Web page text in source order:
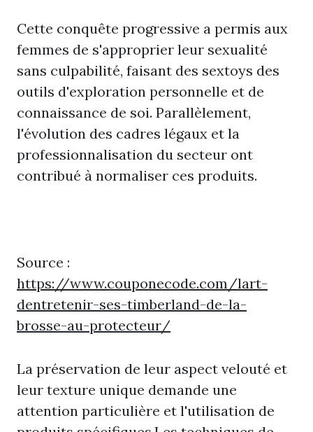
Cette conquête progressive a permis aux
femmes de s'approprier leur sexualité
sans culpabilité, faisant des sextoys des
outils d'exploration personnelle et de
connaissance de soi. Parallèlement,
l'évolution des cadres légaux et la
professionnalisation du secteur ont
contribué à normaliser ces produits.
Source :
https://www.couponecode.com/lart-
dentretenir-ses-timberland-de-la-
brosse-au-protecteur/
La préservation de leur aspect velouté et
leur texture unique demande une
attention particulière et l'utilisation de